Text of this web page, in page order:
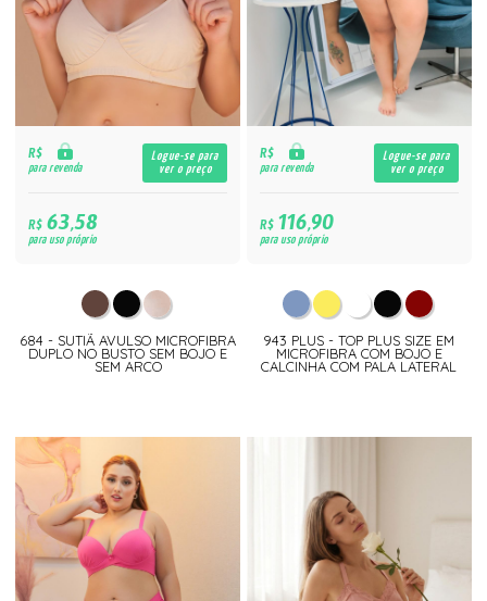
R$
para revenda
Logue-se para
ver o preço
R$63,58
para uso próprio
684 - SUTIÃ AVULSO MICROFIBRA
DUPLO NO BUSTO SEM BOJO E
SEM ARCO
R$
para revenda
Logue-se para
ver o preço
R$116,90
para uso próprio
943 PLUS - TOP PLUS SIZE EM
MICROFIBRA COM BOJO E
CALCINHA COM PALA LATERAL